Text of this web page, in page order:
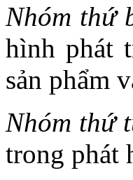
Nhóm thứ
hình phát
sản phẩm
Nhóm thứ
trong phát